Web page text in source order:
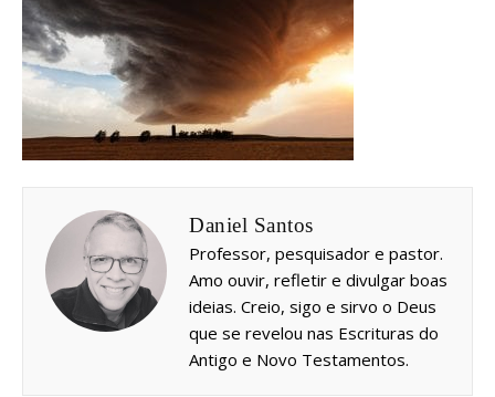
Daniel Santos
Professor, pesquisador e pastor.
Amo ouvir, refletir e divulgar boas
ideias. Creio, sigo e sirvo o Deus
que se revelou nas Escrituras do
Antigo e Novo Testamentos.